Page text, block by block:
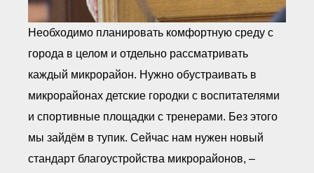
Необходимо планировать комфортную среду с
города в целом и отдельно рассматривать
каждый микрорайон. Нужно обустраивать в
микрорайонах детские городки с воспитателями
и спортивные площадки с тренерами. Без этого
мы зайдём в тупик. Сейчас нам нужен новый
стандарт благоустройства микрорайонов, –